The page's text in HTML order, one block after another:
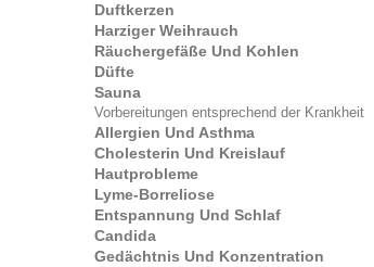
Duftkerzen
Harziger Weihrauch
Räuchergefäße Und Kohlen
Düfte
Sauna
Vorbereitungen entsprechend der Krankheit
Allergien Und Asthma
Cholesterin Und Kreislauf
Hautprobleme
Lyme-Borreliose
Entspannung Und Schlaf
Candida
Gedächtnis Und Konzentration